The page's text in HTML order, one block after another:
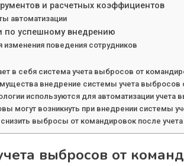
и расчетных коэффициентов
автоматизации
по успешному внедрению
изменения поведения сотрудников
в себя система учета выбросов от
внедрение системы учета выбросов
используются для автоматизации
могут возникнуть при внедрении системы
выбросы от командировок после
выбросов от